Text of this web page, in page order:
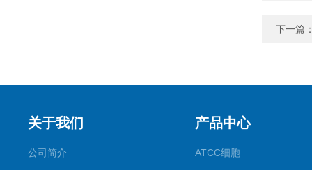
下一篇
关于我们
公司简介
产品中心
ATCC细胞